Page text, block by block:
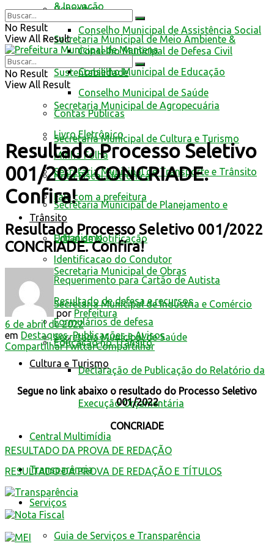
Conselhos
Conselho Municipal de Assistência Social
Conselho Municipal de Defesa Civil
Conselho Municipal de Educação
Conselho Municipal de Saúde
Contas Públicas
Livro Eletrônico
Minha Folha
Nota Fiscal Eletrônica
Fale com a prefeitura
Trânsito
Edital de Notificação
Identificacao do Condutor
Requerimento para Cartão de Autista
Resultado de defesa e recursos
Formulários de defesa
Educação no Trânsito
Cultura e Turismo
& Inovação
Secretaria Municipal de Meio Ambiente &
Sustentabilidade
Secretaria Municipal de Agropecuária
Secretaria Municipal de Cultura e Turismo
Secretaria Municipal de Transporte e Trânsito
Secretaria Municipal de Planejamento e
Urbanismo
Secretaria Municipal de Obras
Secretaria Municipal de Indústria e Comércio
Secretaria Municipal de Saúde
Declaração de Publicação do Relatório da
Execução Orçamentária
Central Multimídia
Transparência
Serviços
Guia de Serviços e Transparência
No Result
View All Result
No Result
View All Result
Resultado Processo Seletivo
001/2022 CONCRIADE.
Confira!
Resultado Processo Seletivo 001/2022
CONCRIADE. Confira!
por Prefeitura
6 de abril de 2022
em Destaques,Publicações e Avisos
CompartilharTwittarCompartilhar
Segue no link abaixo o resultado do Processo Seletivo
001/2022
CONCRIADE
RESULTADO DA PROVA DE REDAÇÃO
RESULTADO DA PROVA DE REDAÇÃO E TÍTULOS